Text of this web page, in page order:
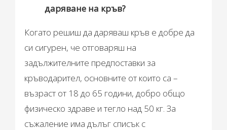
даряване на кръв?
Когато решиш да даряваш кръв е добре да
си сигурен, че отговаряш на
задължителните предпоставки за
кръводарител, основните от които са –
възраст от 18 до 65 години, добро общо
физическо здраве и тегло над 50 кг. За
съжаление има дълъг списък с